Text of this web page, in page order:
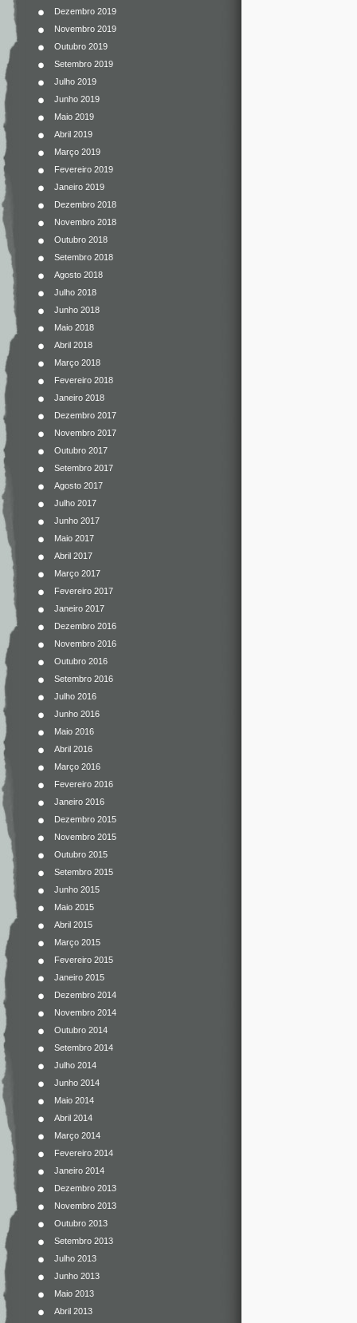
Dezembro 2019
Novembro 2019
Outubro 2019
Setembro 2019
Julho 2019
Junho 2019
Maio 2019
Abril 2019
Março 2019
Fevereiro 2019
Janeiro 2019
Dezembro 2018
Novembro 2018
Outubro 2018
Setembro 2018
Agosto 2018
Julho 2018
Junho 2018
Maio 2018
Abril 2018
Março 2018
Fevereiro 2018
Janeiro 2018
Dezembro 2017
Novembro 2017
Outubro 2017
Setembro 2017
Agosto 2017
Julho 2017
Junho 2017
Maio 2017
Abril 2017
Março 2017
Fevereiro 2017
Janeiro 2017
Dezembro 2016
Novembro 2016
Outubro 2016
Setembro 2016
Julho 2016
Junho 2016
Maio 2016
Abril 2016
Março 2016
Fevereiro 2016
Janeiro 2016
Dezembro 2015
Novembro 2015
Outubro 2015
Setembro 2015
Junho 2015
Maio 2015
Abril 2015
Março 2015
Fevereiro 2015
Janeiro 2015
Dezembro 2014
Novembro 2014
Outubro 2014
Setembro 2014
Julho 2014
Junho 2014
Maio 2014
Abril 2014
Março 2014
Fevereiro 2014
Janeiro 2014
Dezembro 2013
Novembro 2013
Outubro 2013
Setembro 2013
Julho 2013
Junho 2013
Maio 2013
Abril 2013